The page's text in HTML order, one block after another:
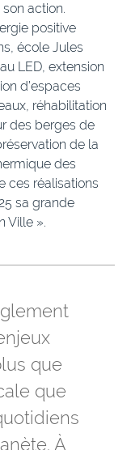
action.
positive
école Jules
LED, extension
d’espaces
réhabilitation
des berges de
de la
des
ces réalisations
sa grande
Ville ».
que
que
À